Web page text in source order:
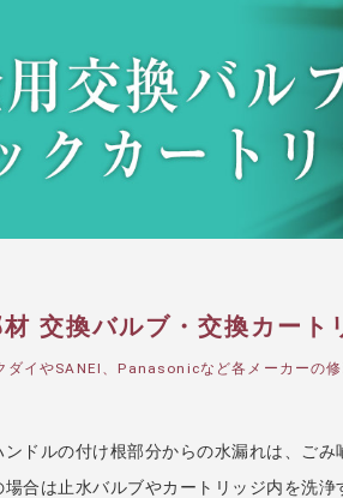
交換バルブ・交換カート
ダイやSANEI、Panasonicなど各メーカーの
ドルの付け根部分からの水漏れは、ご
合は止水バルブやカートリッジ内を洗浄